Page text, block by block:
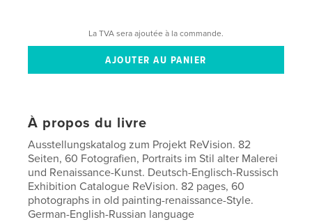
La TVA sera ajoutée à la commande.
À propos du livre
Ausstellungskatalog zum Projekt ReVision. 82
Seiten, 60 Fotografien, Portraits im Stil alter Malerei
und Renaissance-Kunst. Deutsch-Englisch-Russisch
Exhibition Catalogue ReVision. 82 pages, 60
photographs in old painting-renaissance-Style.
German-English-Russian language